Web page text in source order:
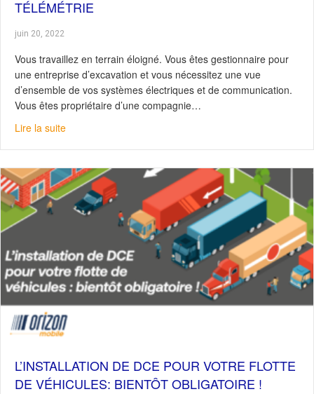
TÉLÉMÉTRIE
juin 20, 2022
Vous travaillez en terrain éloigné. Vous êtes gestionnaire pour
une entreprise d’excavation et vous nécessitez une vue
d’ensemble de vos systèmes électriques et de communication.
Vous êtes propriétaire d’une compagnie…
Lire la suiteabout Automatisez vos alertes grâce à la télémétrie
L’INSTALLATION DE DCE POUR VOTRE FLOTTE
DE VÉHICULES: BIENTÔT OBLIGATOIRE !